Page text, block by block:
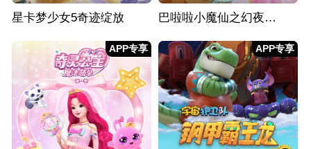
星卡梦少女5奇迹绽放 巴啦啦小魔仙之幻夜试炼纪
APP专享 APP专享